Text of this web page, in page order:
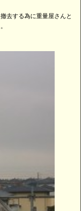
去する為に重量屋さんと